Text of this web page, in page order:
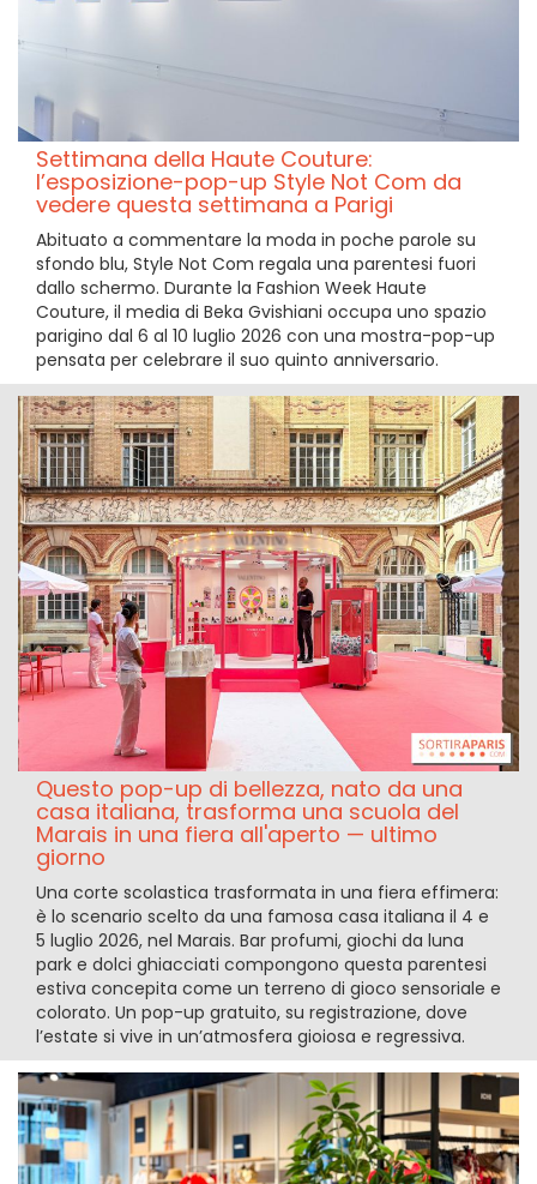
Settimana della Haute Couture:
l’esposizione-pop-up Style Not Com da
vedere questa settimana a Parigi
Abituato a commentare la moda in poche parole su
sfondo blu, Style Not Com regala una parentesi fuori
dallo schermo. Durante la Fashion Week Haute
Couture, il media di Beka Gvishiani occupa uno spazio
parigino dal 6 al 10 luglio 2026 con una mostra-pop-up
pensata per celebrare il suo quinto anniversario.
Questo pop-up di bellezza, nato da una
casa italiana, trasforma una scuola del
Marais in una fiera all'aperto — ultimo
giorno
Una corte scolastica trasformata in una fiera effimera:
è lo scenario scelto da una famosa casa italiana il 4 e
5 luglio 2026, nel Marais. Bar profumi, giochi da luna
park e dolci ghiacciati compongono questa parentesi
estiva concepita come un terreno di gioco sensoriale e
colorato. Un pop-up gratuito, su registrazione, dove
l’estate si vive in un’atmosfera gioiosa e regressiva.